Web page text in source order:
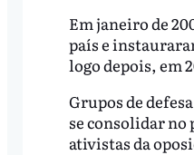
Em janeiro de
país e
logo depois, em
Grupos de
se consolidar
ativistas da